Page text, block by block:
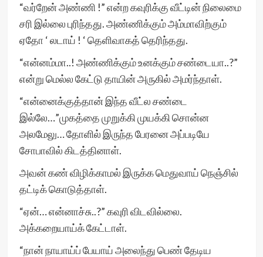
“வர்றேன் அண்ணி !” என்ற கவுரிக்கு வீட்டின் நிலைமை
சரி இல்லை புரிந்தது. அண்ணிக்கும் அம்மாவிற்கும்
ஏதோ ‘ லடாய் ! ‘ தெளிவாகத் தெரிந்தது.
“என்னம்மா..! அண்ணிக்கும் உனக்கும் சண்டையா..?”
என்று மெல்ல கேட்டு தாயின் அருகில் அமர்ந்தாள்.
“என்னைக்குத்தான் இந்த வீட்ல சண்டை
இல்லே…”முகத்தை முறுக்கி முயக்கி சொன்ன
அலமேலு… தோளில் இருந்த பேரனை அப்படியே
சோபாவில் கிடத்தினாள்.
அவன் கண் விழிக்காமல் இருக்க மெதுவாய் நெஞ்சில்
தட்டிக் கொடுத்தாள்.
“ஏன்… என்னாச்சு..?” கவுரி விடவில்லை.
அக்கறையாய்க் கேட்டாள்.
“நான் நாயாய்ப் பேயாய் அலைந்து பெண் தேடிய